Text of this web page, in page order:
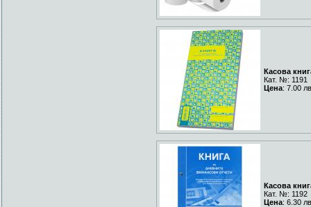
Касова
Кат. №: 1191
Цена: 7.00
Касова
Кат. №: 1192
Цена: 6.30